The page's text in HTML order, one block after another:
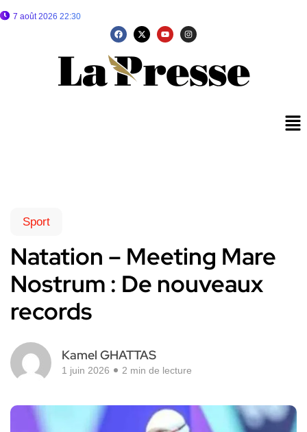
7 août 2026 22:30
Sport
Natation – Meeting Mare
Nostrum : De nouveaux
records
Kamel GHATTAS
1 juin 2026 2 min de lecture